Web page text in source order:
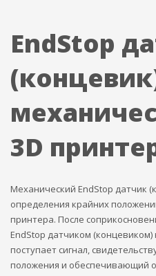
EndStop
3D
Механический EndStop датчик
определения крайних
принтера. После
EndStop датчиком
поступает сигнал,
положения и обеспечивающий